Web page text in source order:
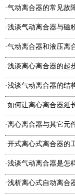
·气动离合器的常见故
·浅谈气动离合器与磁
·气动离合器和液压离
·浅谈离心离合器的起
·浅谈气动离合器的结
·如何让离心离合器延
·离心离合器与其它元
·开式离心式离合器的
·浅谈气动离合器是怎
·浅析离心式自动离合